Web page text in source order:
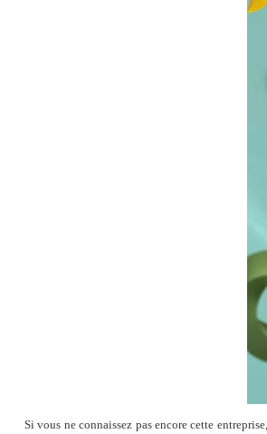
Si vous ne connaissez pas encore cette